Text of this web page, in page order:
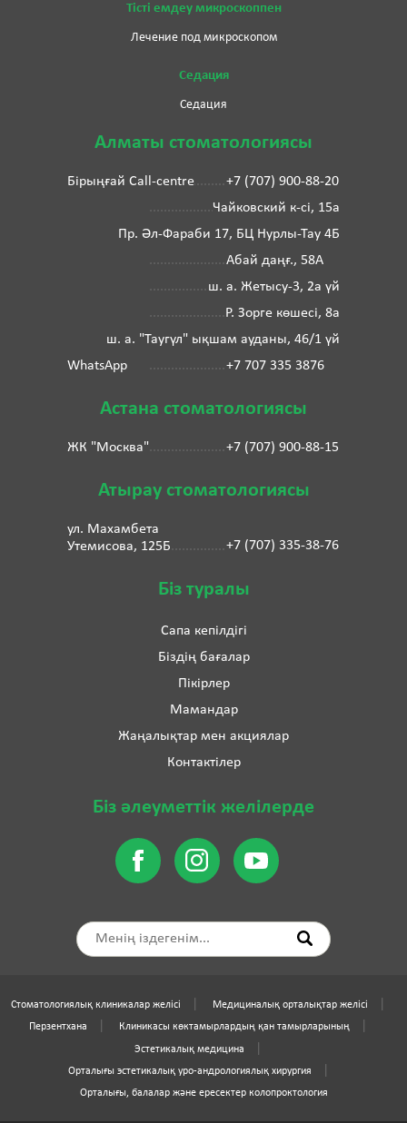
Тісті емдеу микроскоппен
Лечение под микроскопом
Седация
Седация
Алматы стоматологиясы
Бірыңғай Call-centre
+7 (707) 900-88-20
Чайковский к-сі, 15а
Пр. Әл-Фараби 17, БЦ Нурлы-Тау 4Б
Абай даңғ., 58А
ш. а. Жетысу-3, 2а үй
Р. Зорге көшесі, 8а
ш. а. "Таугүл" ықшам ауданы, 46/1 үй
WhatsApp
+7 707 335 3876
Астана стоматологиясы
ЖК "Москва" +7 (707) 900-88-15
Атырау стоматологиясы
ул. Махамбета
Утемисова, 125Б
+7 (707) 335-38-76
Біз туралы
Сапа кепілдігі
Біздің бағалар
Пікірлер
Мамандар
Жаңалықтар мен акциялар
Контактілер
Біз әлеуметтік желілерде
Стоматологиялық клиникалар желісі Медициналық орталықтар желісі
Перзентхана Клиникасы көктамырлардың қан тамырларының
Эстетикалық медицина
Орталығы эстетикалық уро-андрологиялық хирургия
Орталығы, балалар және ересектер колопроктология